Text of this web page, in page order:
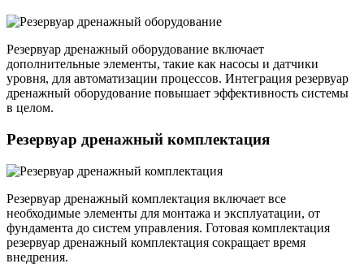
Резервуар дренажный оборудование включает
дополнительные элементы, такие как насосы и датчики
уровня, для автоматизации процессов. Интеграция резервуар
дренажный оборудование повышает эффективность системы
в целом.
Резервуар дренажный комплектация
Резервуар дренажный комплектация включает все
необходимые элементы для монтажа и эксплуатации, от
фундамента до систем управления. Готовая комплектация
резервуар дренажный комплектация сокращает время
внедрения.